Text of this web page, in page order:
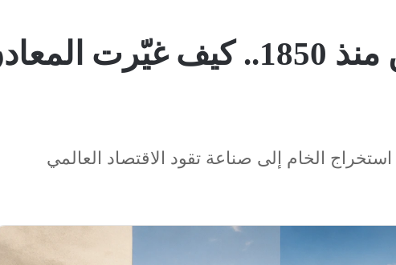
تطورات اقتصاد التعدين منذ
الخام إلى صناعة تقود الاقتصاد العالمي